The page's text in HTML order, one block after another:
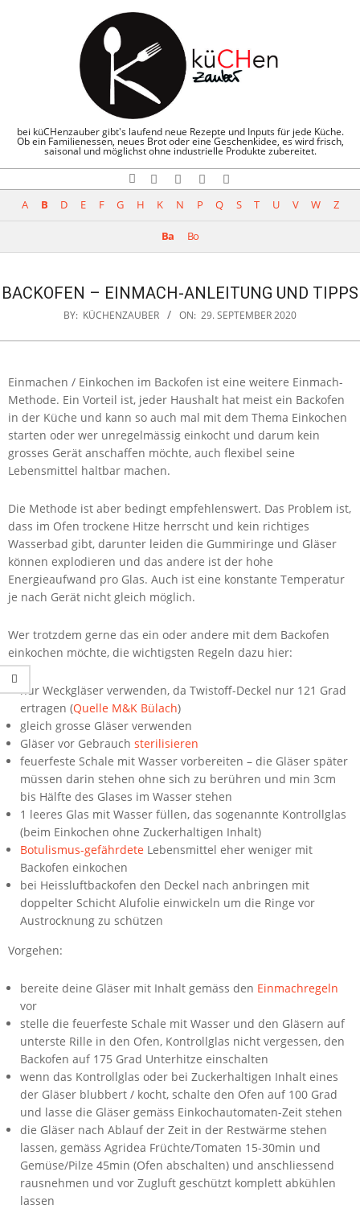
bei küCHenzauber gibt's laufend neue Rezepte und Inputs für jede Küche.
Ob ein Familienessen, neues Brot oder eine Geschenkidee, es wird frisch,
saisonal und möglichst ohne industrielle Produkte zubereitet.
Search
A B D E F G H K N P Q S T U V W Z
Ba Bo
BACKOFEN – EINMACH-ANLEITUNG UND TIPPS
BY: KÜCHENZAUBER ON: 29. SEPTEMBER 2020
Einmachen / Einkochen im Backofen ist eine weitere Einmach-
Methode. Ein Vorteil ist, jeder Haushalt hat meist ein Backofen
in der Küche und kann so auch mal mit dem Thema Einkochen
starten oder wer unregelmässig einkocht und darum kein
grosses Gerät anschaffen möchte, auch flexibel seine
Lebensmittel haltbar machen.
Die Methode ist aber bedingt empfehlenswert. Das Problem ist,
dass im Ofen trockene Hitze herrscht und kein richtiges
Wasserbad gibt, darunter leiden die Gummiringe und Gläser
können explodieren und das andere ist der hohe
Energieaufwand pro Glas. Auch ist eine konstante Temperatur
je nach Gerät nicht gleich möglich.
Wer trotzdem gerne das ein oder andere mit dem Backofen
einkochen möchte, die wichtigsten Regeln dazu hier:
nur Weckgläser verwenden, da Twistoff-Deckel nur 121 Grad
ertragen (Quelle M&K Bülach)
gleich grosse Gläser verwenden
Gläser vor Gebrauch sterilisieren
feuerfeste Schale mit Wasser vorbereiten – die Gläser später
müssen darin stehen ohne sich zu berühren und min 3cm
bis Hälfte des Glases im Wasser stehen
1 leeres Glas mit Wasser füllen, das sogenannte Kontrollglas
(beim Einkochen ohne Zuckerhaltigen Inhalt)
Botulismus-gefährdete Lebensmittel eher weniger mit
Backofen einkochen
bei Heissluftbackofen den Deckel nach anbringen mit
doppelter Schicht Alufolie einwickeln um die Ringe vor
Austrocknung zu schützen
Vorgehen:
bereite deine Gläser mit Inhalt gemäss den Einmachregeln
vor
stelle die feuerfeste Schale mit Wasser und den Gläsern auf
unterste Rille in den Ofen, Kontrollglas nicht vergessen, den
Backofen auf 175 Grad Unterhitze einschalten
wenn das Kontrollglas oder bei Zuckerhaltigen Inhalt eines
der Gläser blubbert / kocht, schalte den Ofen auf 100 Grad
und lasse die Gläser gemäss Einkochautomaten-Zeit stehen
die Gläser nach Ablauf der Zeit in der Restwärme stehen
lassen, gemäss Agridea Früchte/Tomaten 15-30min und
Gemüse/Pilze 45min (Ofen abschalten) und anschliessend
rausnehmen und vor Zugluft geschützt komplett abkühlen
lassen